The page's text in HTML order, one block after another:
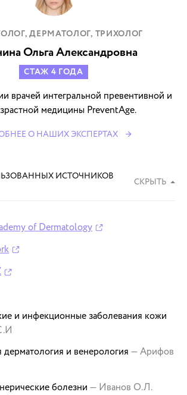
ДЕРМАТОЛОГ, ТРИХОЛОГ
Ольга Александровна
СТАЖ 4 ГОДА
врачей интегральной превентивной и
медицины PreventAge.
О НАШИХ ЭКСПЕРТАХ
ИСТОЧНИКОВ
СКРЫТЬ
of Dermatology
и инфекционные заболевания кожи
дерматология и венерология — Арифов
болезни — Иванов О.Л.